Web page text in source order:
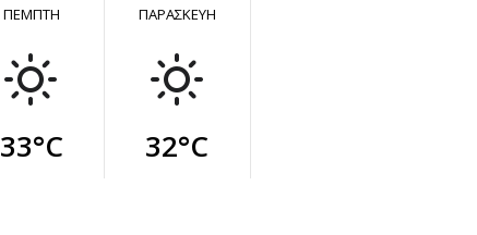
ΠΕΜΠΤΗ
33°C
ΠΑΡΑΣΚΕΥΗ
32°C